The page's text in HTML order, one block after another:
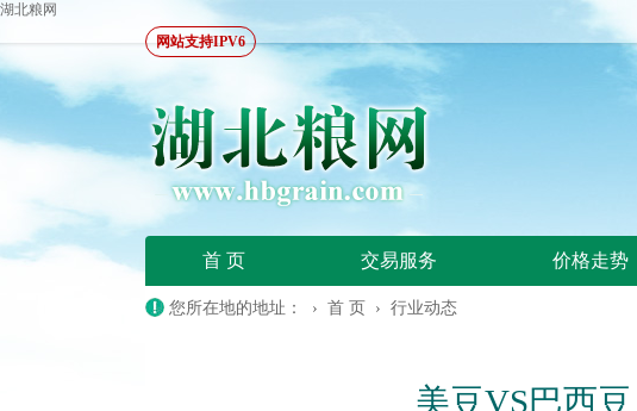
湖北粮网
网站支持IPV6
首 页 交易服务 价格走势
您所在地的地址： › 首 页 › 行业动态
美豆VS巴西